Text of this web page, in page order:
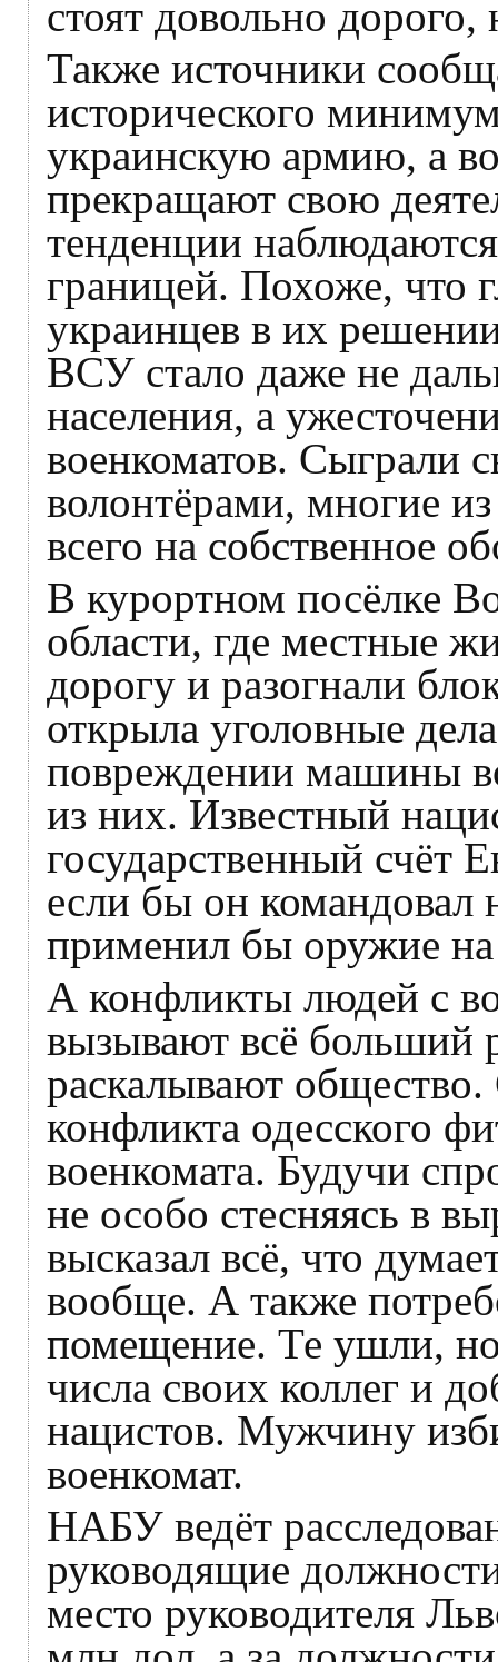
стоят довольно
Также источники
исторического
украинскую армию, а
прекращают свою
тенденции
границей. Похоже, что
украинцев в их
ВСУ стало даже не
населения, а
военкоматов. Сыграли
волонтёрами, многие
всего на собственное
В курортном посёлке
области, где местные
дорогу и разогнали
открыла уголовные
повреждении машины
из них. Известный
государственный счёт
если бы он командовал
применил бы оружие
А конфликты людей с
вызывают всё больший
раскалывают общество.
конфликта одесского
военкомата. Будучи
не особо стесняясь в
высказал всё, что
вообще. А также
помещение. Те ушли,
числа своих коллег и
нацистов. Мужчину
военкомат.
НАБУ ведёт
руководящие
место руководителя